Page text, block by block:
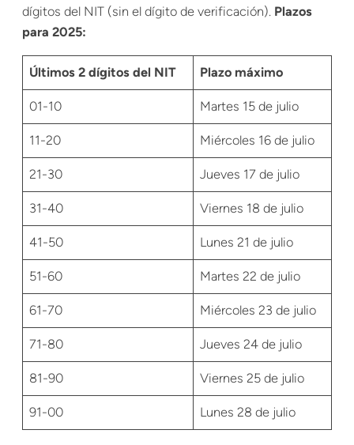
dígitos del NIT (sin el dígito de verificación). Plazos
para 2025:
Últimos 2 dígitos del NIT Plazo máximo
01-10 Martes 15 de julio
11-20 Miércoles 16 de julio
21-30 Jueves 17 de julio
31-40 Viernes 18 de julio
41-50 Lunes 21 de julio
51-60 Martes 22 de julio
61-70 Miércoles 23 de julio
71-80 Jueves 24 de julio
81-90 Viernes 25 de julio
91-00 Lunes 28 de julio